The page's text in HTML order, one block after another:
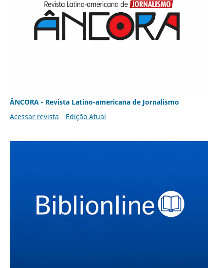
ÂNCORA - Revista Latino-americana de Jornalismo
Acessar revista
Edição Atual